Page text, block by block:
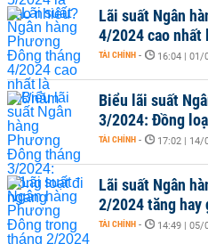
Lãi suất Ngân
4/2024 cao nhất
TÀI CHÍNH - 16:04 | 01/
Biểu lãi suất
3/2024: Đồng
TÀI CHÍNH - 17:02 | 14/
Lãi suất Ngân
2/2024 tăng hay
TÀI CHÍNH - 14:49 | 05/